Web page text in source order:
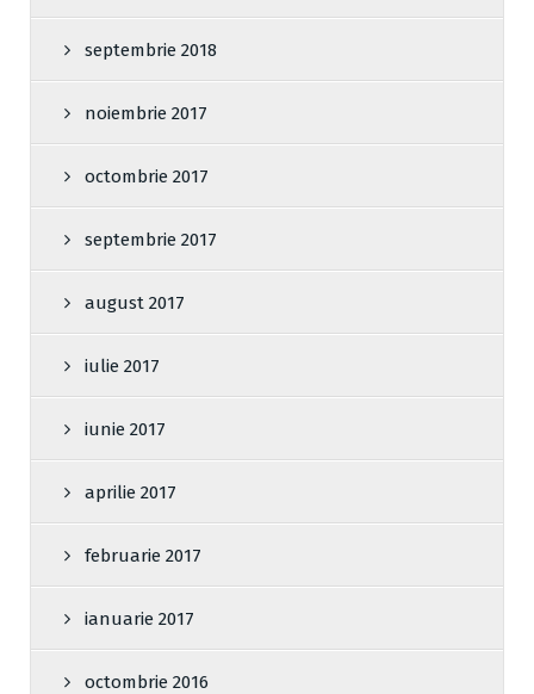
septembrie 2018
noiembrie 2017
octombrie 2017
septembrie 2017
august 2017
iulie 2017
iunie 2017
aprilie 2017
februarie 2017
ianuarie 2017
octombrie 2016